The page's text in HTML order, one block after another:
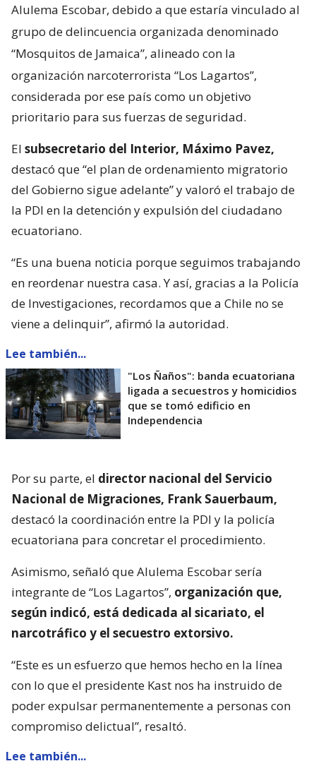
Alulema Escobar, debido a que estaría vinculado al
grupo de delincuencia organizada denominado
“Mosquitos de Jamaica”, alineado con la
organización narcoterrorista “Los Lagartos”,
considerada por ese país como un objetivo
prioritario para sus fuerzas de seguridad.
El subsecretario del Interior, Máximo Pavez,
destacó que “el plan de ordenamiento migratorio
del Gobierno sigue adelante” y valoró el trabajo de
la PDI en la detención y expulsión del ciudadano
ecuatoriano.
“Es una buena noticia porque seguimos trabajando
en reordenar nuestra casa. Y así, gracias a la Policía
de Investigaciones, recordamos que a Chile no se
viene a delinquir”, afirmó la autoridad.
Lee también...
"Los Ñaños": banda ecuatoriana
ligada a secuestros y homicidios
que se tomó edificio en
Independencia
Por su parte, el director nacional del Servicio
Nacional de Migraciones, Frank Sauerbaum,
destacó la coordinación entre la PDI y la policía
ecuatoriana para concretar el procedimiento.
Asimismo, señaló que Alulema Escobar sería
integrante de “Los Lagartos”, organización que,
según indicó, está dedicada al sicariato, el
narcotráfico y el secuestro extorsivo.
“Este es un esfuerzo que hemos hecho en la línea
con lo que el presidente Kast nos ha instruido de
poder expulsar permanentemente a personas con
compromiso delictual”, resaltó.
Lee también...